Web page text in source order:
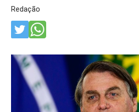
Redação